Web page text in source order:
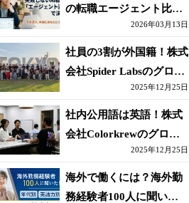
の転職エージェント比較
｜失敗しない選び方【採
点表つき】
2026年03月13日
社員の3割が外国籍！株式
会社Spider Labsのグロー
2025年12月25日
社内公用語は英語！株式
会社Colorkrewのグロー
バルかつ若手が輝く環境
2025年12月25日
海外で働くには？海外勤
務経験者100人に聞いた